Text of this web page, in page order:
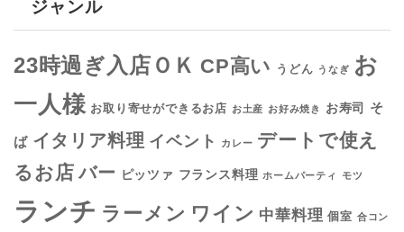
ジャンル
23時過ぎ入店ＯＫ CP高い うどん うなぎ お
一人様 お取り寄せができるお店 お土産 お好み焼き お寿司 そ
ば イタリア料理 イベント カレー デートで使え
るお店 バー ピッツァ フランス料理 ホームパーティ モツ
ランチ ラーメン ワイン 中華料理 個室 合コン